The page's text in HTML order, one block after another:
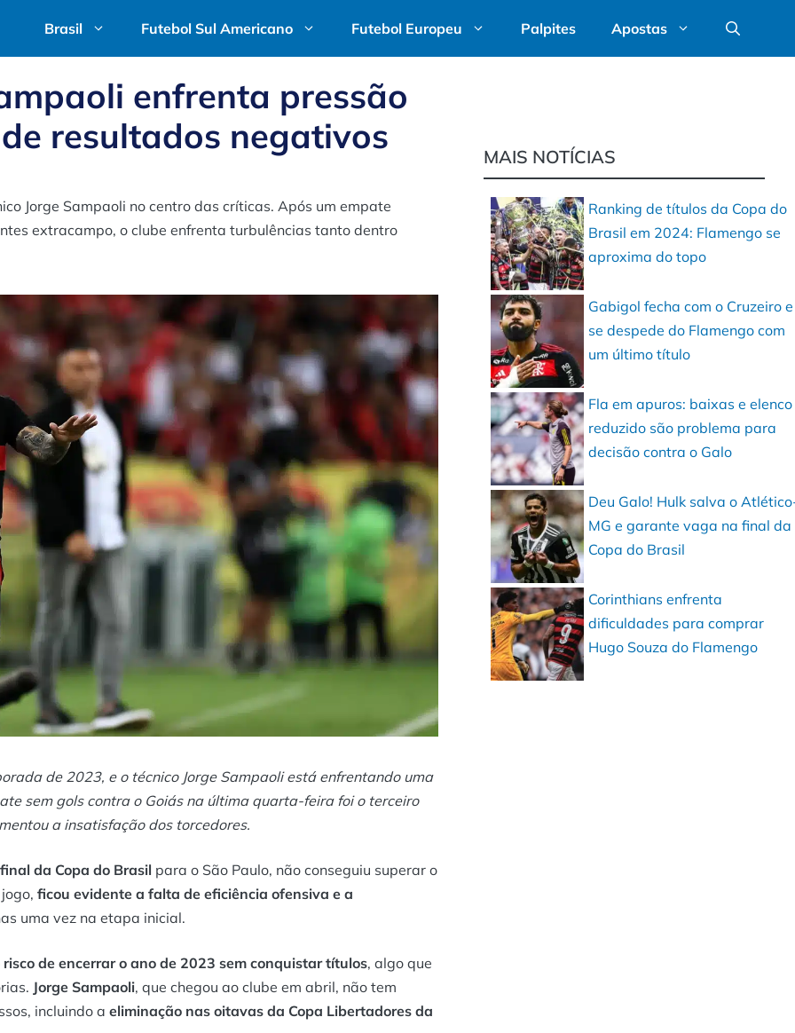
Brasil Futebol Sul Americano Futebol Europeu Palpites Apostas
enfrenta pressão
resultados negativos
Jorge Sampaoli no centro das críticas. Após um empate
extracampo, o clube enfrenta turbulências tanto dentro
de 2023, e o técnico Jorge Sampaoli está enfrentando uma
sem gols contra o Goiás na última quarta-feira foi o terceiro
a insatisfação dos torcedores.
da Copa do Brasil para o São Paulo, não conseguiu superar o
ficou evidente a falta de eficiência ofensiva e a
uma vez na etapa inicial.
risco de encerrar o ano de 2023 sem conquistar títulos, algo que
Jorge Sampaoli, que chegou ao clube em abril, não tem
incluindo a eliminação nas oitavas da Copa Libertadores da
MAIS NOTÍCIAS
Ranking de títulos da Copa do
Brasil em 2024: Flamengo se
aproxima do topo
Gabigol fecha com o Cruzeiro e
se despede do Flamengo com
um último título
Fla em apuros: baixas e elenco
reduzido são problema para
decisão contra o Galo
Deu Galo! Hulk salva o
MG e garante vaga na final da
Copa do Brasil
Corinthians enfrenta
dificuldades para comprar
Hugo Souza do Flamengo